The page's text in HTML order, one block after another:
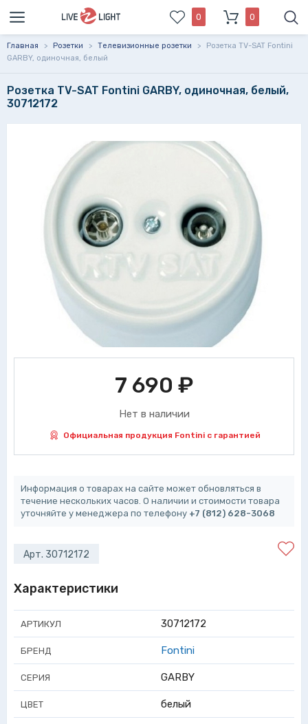
0 0
Главная > Розетки > Телевизионные розетки >
Розетка TV-SAT Fontini
GARBY, одиночная, белый
Розетка TV-SAT Fontini GARBY, одиночная, белый,
30712172
7 690 ₽
Нет в наличии
Официальная продукция Fontini с гарантией
Информация о товарах на сайте может обновляться в
течение нескольких часов. О наличии и стоимости товара
уточняйте у менеджера по телефону +7 (812) 628-3068
Арт. 30712172
Характеристики
АРТИКУЛ 30712172
БРЕНД Fontini
СЕРИЯ GARBY
ЦВЕТ белый